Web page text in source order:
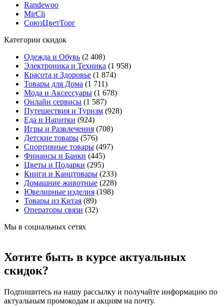
Randewoo
MirCli
СоюзЦветТорг
Категории скидок
Одежда и Обувь (2 408)
Электроника и Техника (1 958)
Красота и Здоровье (1 874)
Товары для Дома (1 711)
Мода и Аксессуары (1 678)
Онлайн сервисы (1 587)
Путешествия и Туризм (928)
Еда и Напитки (924)
Игры и Развлечения (708)
Детские товары (576)
Спортивные товары (497)
Финансы и Банки (445)
Цветы и Подарки (295)
Книги и Канцтовары (233)
Домашние животные (228)
Ювелирные изделия (198)
Товары из Китая (89)
Операторы связи (32)
Мы в социальных сетях
Хотите быть в курсе актуальных
скидок?
Подпишитесь на нашу рассылку и получайте информацию по
актуальным промокодам и акциям на почту.